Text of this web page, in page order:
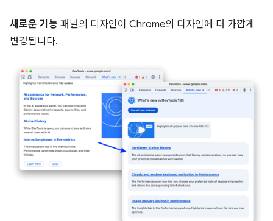
새로운 기능 패널의 디자인이 Chrome의 디자인에 더 가깝게
변경됩니다.